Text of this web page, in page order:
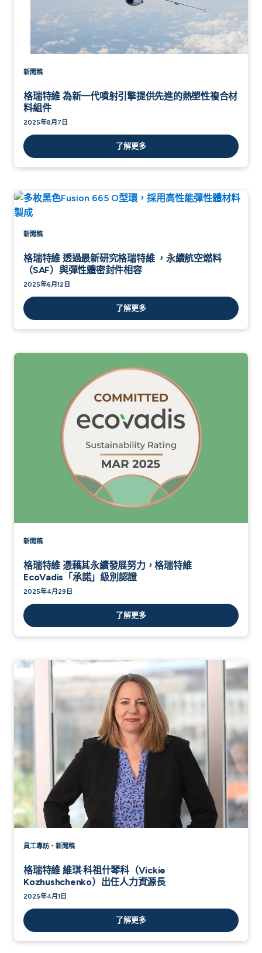
新聞稿
格瑞特維 為新一代噴射引擎提供先進的熱塑性複合材
料組件
2025年8月7日
了解更多
新聞稿
格瑞特維 透過最新研究格瑞特維 ，永續航空燃料
（SAF）與彈性體密封件相容
2025年6月12日
了解更多
新聞稿
格瑞特維 憑藉其永續發展努力，格瑞特維
EcoVadis「承諾」級別認證
2025年4月29日
了解更多
員工專訪、新聞稿
格瑞特維 維琪·科祖什琴科（Vickie
Kozhushchenko）出任人力資源長
2025年4月1日
了解更多